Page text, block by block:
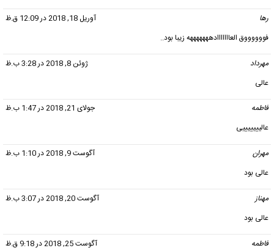
رها
آوریل 18, 2018 در 12:09 ق.ظ
فووووووق العااااااادهههههههه زیبا بود..
مهرداد
ژوئن 8, 2018 در 3:28 ب.ظ
عالی
فاطمه
جولای 21, 2018 در 1:47 ب.ظ
عالیییییییی
مهران
آگوست 9, 2018 در 1:10 ب.ظ
عالی بود
مهناز
آگوست 20, 2018 در 3:07 ب.ظ
عالی بود
فاطمه
آگوست 25, 2018 در 9:18 ق.ظ